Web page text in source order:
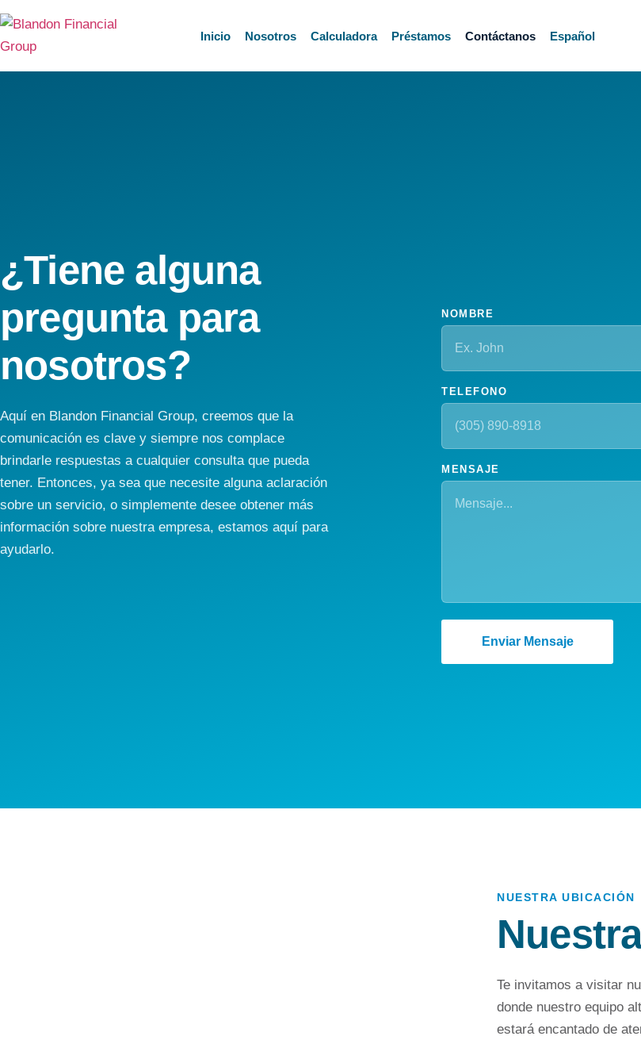
Inicio Nosotros Calculadora Préstamos Contáctanos Español
¿Tiene alguna
pregunta para
nosotros?
Aquí en Blandon Financial Group, creemos que la
comunicación es clave y siempre nos complace
brindarle respuestas a cualquier consulta que pueda
tener. Entonces, ya sea que necesite alguna aclaración
sobre un servicio, o simplemente desee obtener más
información sobre nuestra empresa, estamos aquí para
ayudarlo.
NOMBRE
TELEFONO
MENSAJE
Enviar Mensaje
NUESTRA UBICACIÓN
Te invitamos a visitar
donde nuestro equipo
estará encantado de